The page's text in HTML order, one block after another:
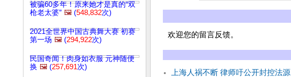
被骗60多年！原来她才是真的“双
枪老太婆” 🖼️ (548,832次)
2021全世界中国古典舞大赛 初赛
第一场 🖼️ (294,922次)
民国奇闻！肉身如衣服 元神随便
换 🖼️ (257,691次)
欢迎您的留言反馈。
上海人祸不断 律师吁公开封控法源